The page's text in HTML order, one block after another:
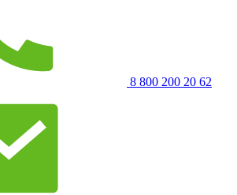
8 800 200 20 62